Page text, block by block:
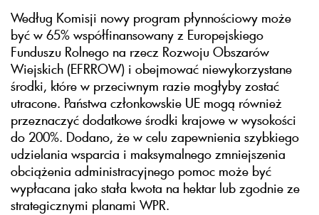
Według Komisji nowy program płynnościowy może
być w 65% współfinansowany z Europejskiego
Funduszu Rolnego na rzecz Rozwoju Obszarów
Wiejskich (EFRROW) i obejmować niewykorzystane
środki, które w przeciwnym razie mogłyby zostać
utracone. Państwa członkowskie UE mogą również
przeznaczyć dodatkowe środki krajowe w wysokości
do 200%. Dodano, że w celu zapewnienia szybkiego
udzielania wsparcia i maksymalnego zmniejszenia
obciążenia administracyjnego pomoc może być
wypłacana jako stała kwota na hektar lub zgodnie ze
strategicznymi planami WPR.